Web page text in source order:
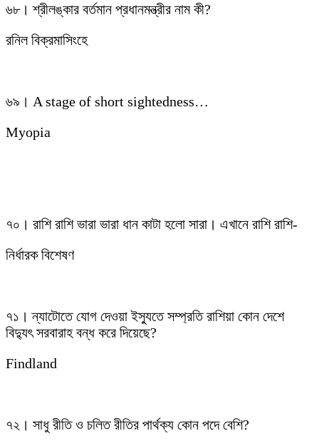
৬৮। শ্রীলঙ্কার বর্তমান প্রধানমন্ত্রীর নাম কী?
রনিল বিক্রমাসিংহে
৬৯। A stage of short sightedness…
Myopia
৭০। রাশি রাশি ভারা ভারা ধান কাটা হলো সারা। এখানে রাশি রাশি-
নির্ধারক বিশেষণ
৭১। ন্যাটোতে যোগ দেওয়া ইস্যুতে সম্প্রতি রাশিয়া কোন দেশে
বিদ্যুৎ সরবারাহ বন্ধ করে দিয়েছে?
Findland
৭২। সাধু রীতি ও চলিত রীতির পার্থক্য কোন পদে বেশি?